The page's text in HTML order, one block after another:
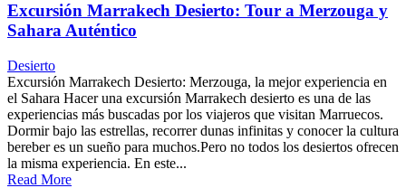
Excursión Marrakech Desierto: Tour a Merzouga y
Sahara Auténtico
Desierto
Excursión Marrakech Desierto: Merzouga, la mejor experiencia en
el Sahara Hacer una excursión Marrakech desierto es una de las
experiencias más buscadas por los viajeros que visitan Marruecos.
Dormir bajo las estrellas, recorrer dunas infinitas y conocer la cultura
bereber es un sueño para muchos.Pero no todos los desiertos ofrecen
la misma experiencia. En este...
Read More